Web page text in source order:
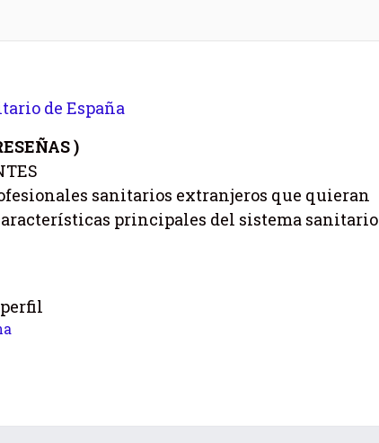
de España
)
sanitarios extranjeros que quieran
principales del sistema sanitario